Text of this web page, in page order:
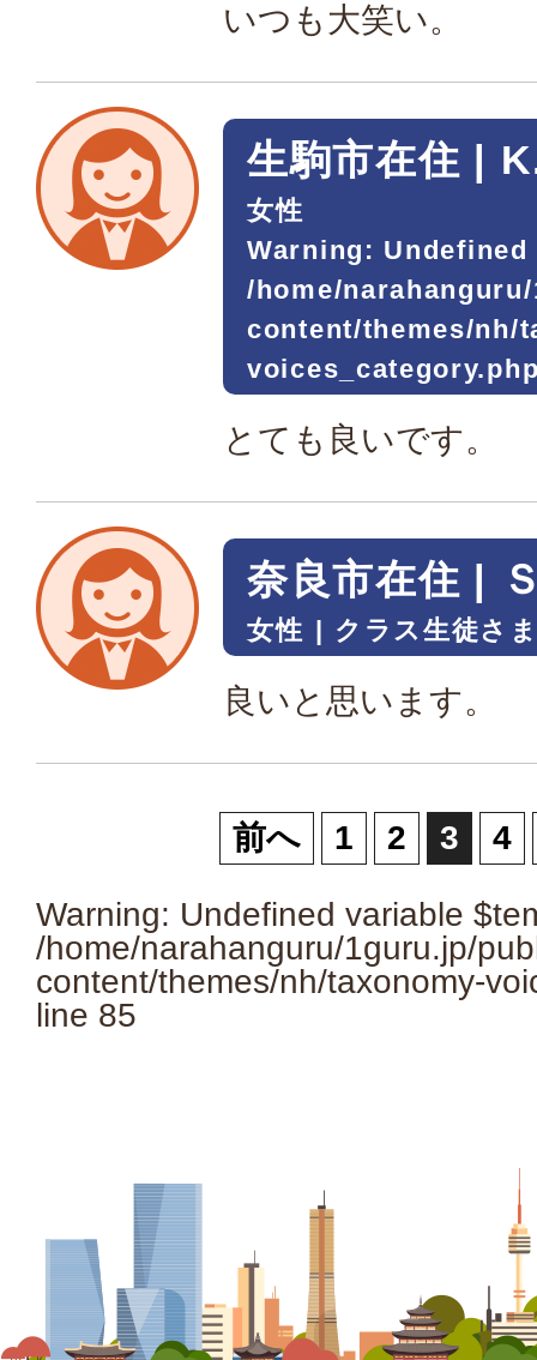
いつも大笑い。
生駒市在住 |
女性
Warning :
/home/
content/themes/nh/
とても良いです。
奈良市在住 |
女性 クラス生徒さ
良いと思います。
前へ 1 2 3 4
Warning: Undefined variable
/home/narahanguru/1guru.jp/
content/themes/nh/taxonomy-
line 85